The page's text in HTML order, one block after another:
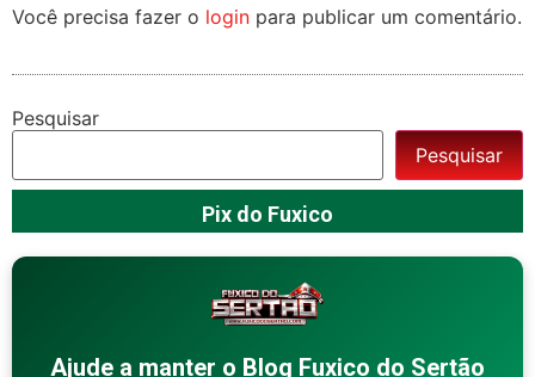
Você precisa fazer o login para publicar um comentário.
Pesquisar
Pesquisar
Pix do Fuxico
Ajude a manter o Blog Fuxico do Sertão